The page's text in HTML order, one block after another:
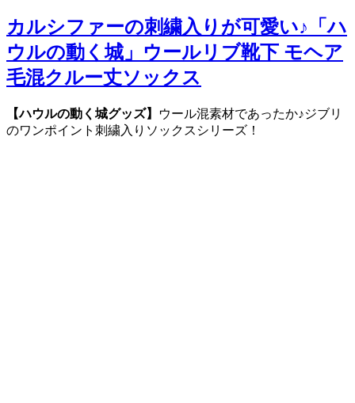
カルシファーの刺繍入りが可愛い♪「ハ
ウルの動く城」ウールリブ靴下 モヘア
毛混クルー丈ソックス
【ハウルの動く城グッズ】
ウール混素材であったか♪ジブリ
のワンポイント刺繍入りソックスシリーズ！